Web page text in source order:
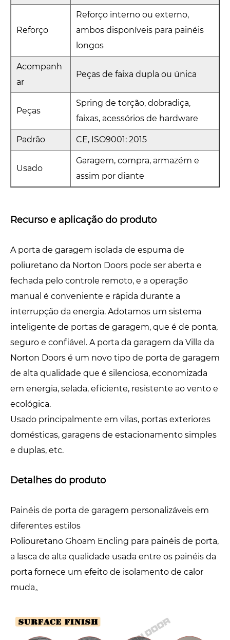
Reforço
Reforço interno ou externo,
ambos disponíveis para painéis
longos
Acompanh
ar
Peças de faixa dupla ou única
Peças
Spring de torção, dobradiça,
faixas, acessórios de hardware
Padrão CE, ISO9001: 2015
Usado
Garagem, compra, armazém e
assim por diante
Recurso e aplicação do produto
A porta de garagem isolada de espuma de
poliuretano da Norton Doors pode ser aberta e
fechada pelo controle remoto, e a operação
manual é conveniente e rápida durante a
interrupção da energia. Adotamos um sistema
inteligente de portas de garagem, que é de ponta,
seguro e confiável. A porta da garagem da Villa da
Norton Doors é um novo tipo de porta de garagem
de alta qualidade que é silenciosa, economizada
em energia, selada, eficiente, resistente ao vento e
ecológica.
Usado principalmente em vilas, portas exteriores
domésticas, garagens de estacionamento simples
e duplas, etc.
Detalhes do produto
Painéis de porta de garagem personalizáveis ​​em
diferentes estilos
Poliouretano Ghoam Encling para painéis de porta,
a lasca de alta qualidade usada entre os painéis da
porta fornece um efeito de isolamento de calor
muda。